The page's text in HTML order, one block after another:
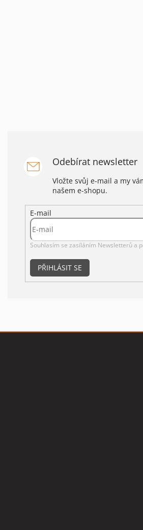
Odebírat newsletter
Vložte svůj e-mail a my
našem e-shopu.
E-mail
Souhlasím se zasíláním Newsletterů a
PŘIHLÁSIT SE